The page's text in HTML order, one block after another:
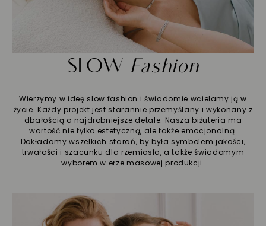
SLOW Fashion
Wierzymy w ideę slow fashion i świadomie wcielamy ją w
życie. Każdy projekt jest starannie przemyślany i wykonany z
dbałością o najdrobniejsze detale. Nasza biżuteria ma
wartość nie tylko estetyczną, ale także emocjonalną.
Dokładamy wszelkich starań, by była symbolem jakości,
trwałości i szacunku dla rzemiosła, a także świadomym
wyborem w erze masowej produkcji.